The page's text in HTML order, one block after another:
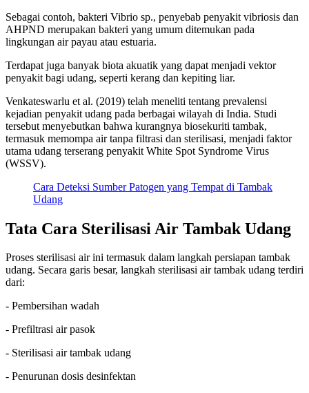
Sebagai contoh, bakteri Vibrio sp., penyebab penyakit vibriosis dan
AHPND merupakan bakteri yang umum ditemukan pada
lingkungan air payau atau estuaria.
Terdapat juga banyak biota akuatik yang dapat menjadi vektor
penyakit bagi udang, seperti kerang dan kepiting liar.
Venkateswarlu et al. (2019) telah meneliti tentang prevalensi
kejadian penyakit udang pada berbagai wilayah di India. Studi
tersebut menyebutkan bahwa kurangnya biosekuriti tambak,
termasuk memompa air tanpa filtrasi dan sterilisasi, menjadi faktor
utama udang terserang penyakit White Spot Syndrome Virus
(WSSV).
Cara Deteksi Sumber Patogen yang Tempat di Tambak
Udang
Tata Cara Sterilisasi Air Tambak Udang
Proses sterilisasi air ini termasuk dalam langkah persiapan tambak
udang. Secara garis besar, langkah sterilisasi air tambak udang terdiri
dari:
- Pembersihan wadah
- Prefiltrasi air pasok
- Sterilisasi air tambak udang
- Penurunan dosis desinfektan